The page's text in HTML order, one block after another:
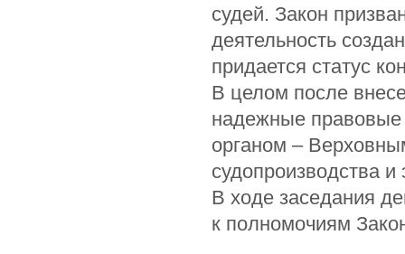
судей. Закон
деятельность
придается статус
В целом после
надежные
органом –
судопроизводства и
В ходе заседания
к полномочиям